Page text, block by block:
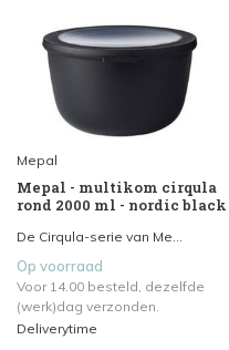
Mepal
Mepal - multikom cirqula
rond 2000 ml - nordic black
De Cirqula-serie van Me...
Op voorraad
Voor 14.00 besteld, dezelfde
(werk)dag verzonden.
Deliverytime